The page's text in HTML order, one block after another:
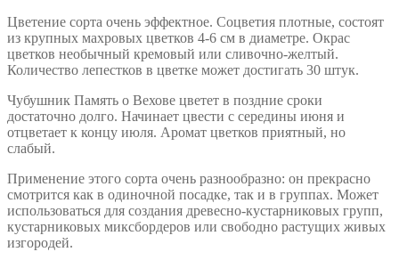
Цветение сорта очень эффектное. Соцветия плотные, состоят
из крупных махровых цветков 4-6 см в диаметре. Окрас
цветков необычный кремовый или сливочно-желтый.
Количество лепестков в цветке может достигать 30 штук.
Чубушник Память о Вехове цветет в поздние сроки
достаточно долго. Начинает цвести с середины июня и
отцветает к концу июля. Аромат цветков приятный, но
слабый.
Применение этого сорта очень разнообразно: он прекрасно
смотрится как в одиночной посадке, так и в группах. Может
использоваться для создания древесно-кустарниковых групп,
кустарниковых миксбордеров или свободно растущих живых
изгородей.